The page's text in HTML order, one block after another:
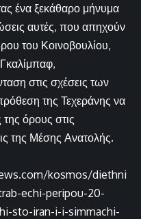
ένα ξεκάθαρο μήνυμα
αυτές, που απηχούν
του Κοινοβουλίου,
στις σχέσεις των
της Τεχεράνης να
της όρους στις
της Μέσης Ανατολής.
kosmos/diethni
echi-peripou-20-
sto-iran-i-i-simmachi-